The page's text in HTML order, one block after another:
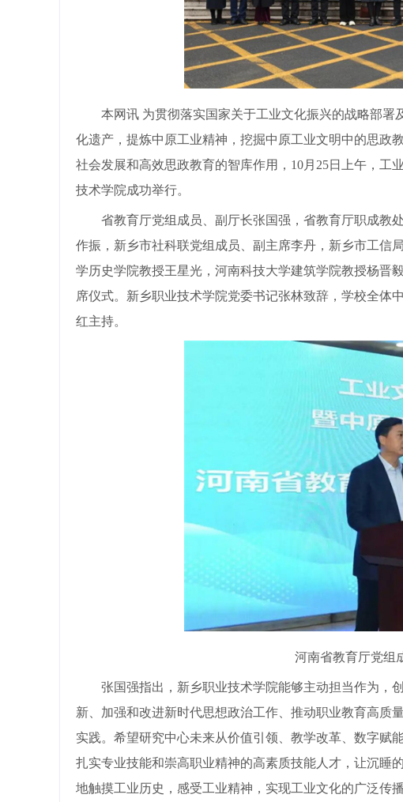
本网讯 为贯彻落实国家关于工业文化振兴的战略部署
化遗产，提炼中原工业精神，挖掘中原工业文明中的思政
社会发展和高效思政教育的智库作用，10月25日上午，工
技术学院成功举行。
省教育厅党组成员、副厅长张国强，省教育厅职成教
作振，新乡市社科联党组成员、副主席李丹，新乡市工信
学历史学院教授王星光，河南科技大学建筑学院教授杨晋
席仪式。新乡职业技术学院党委书记张林致辞，学校全体
红主持。
河南省教育厅党组
张国强指出，新乡职业技术学院能够主动担当作为，创
新、加强和改进新时代思想政治工作、推动职业教育高质
实践。希望研究中心未来从价值引领、教学改革、数字赋
扎实专业技能和崇高职业精神的高素质技能人才，让沉睡
地触摸工业历史，感受工业精神，实现工业文化的广泛传播